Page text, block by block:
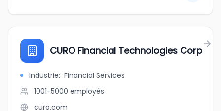
CURO Financial Technologies Corp
Industrie: Financial Services
1001-5000 employés
curo.com